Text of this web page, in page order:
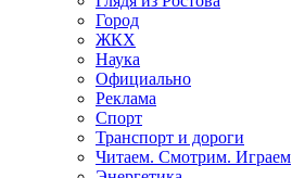
Город
ЖКХ
Наука
Официально
Реклама
Спорт
Транспорт и дороги
Читаем. Смотрим. Играем